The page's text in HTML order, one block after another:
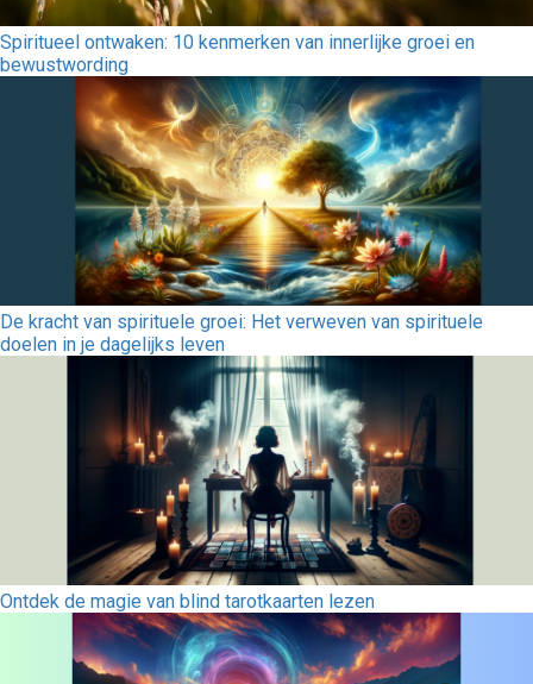
Spiritueel ontwaken: 10 kenmerken van innerlijke groei en
bewustwording
De kracht van spirituele groei: Het verweven van spirituele
doelen in je dagelijks leven
Ontdek de magie van blind tarotkaarten lezen